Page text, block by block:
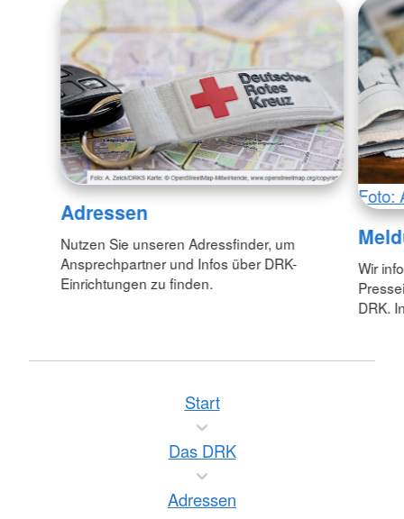
Adressen
Nutzen Sie unseren Adressfinder, um
Ansprechpartner und Infos über DRK-
Einrichtungen zu finden.
Foto:
Wir
DRK.
Start
Das DRK
Adressen